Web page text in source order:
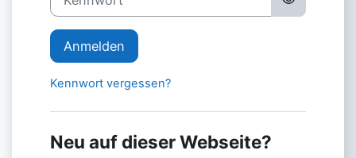
Anmelden
Kennwort vergessen?
Neu auf dieser Webseite?